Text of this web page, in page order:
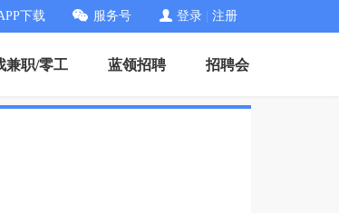
下载 服务号 登录 注册
兼职/零工 蓝领招聘 招聘会